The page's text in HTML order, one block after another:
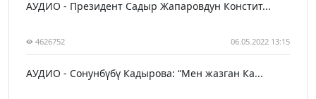
АУДИО - Президент Садыр Жапаровдун Констит...
4626752 06.05.2022 13:15
АУДИО - Сонунбүбү Кадырова: “Мен жазган Ка...